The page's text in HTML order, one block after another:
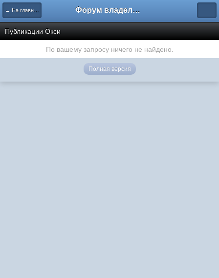
← На главную Форум владельцев интернет-магазинов
Публикации Окси
По вашему запросу ничего не найдено.
Полная версия